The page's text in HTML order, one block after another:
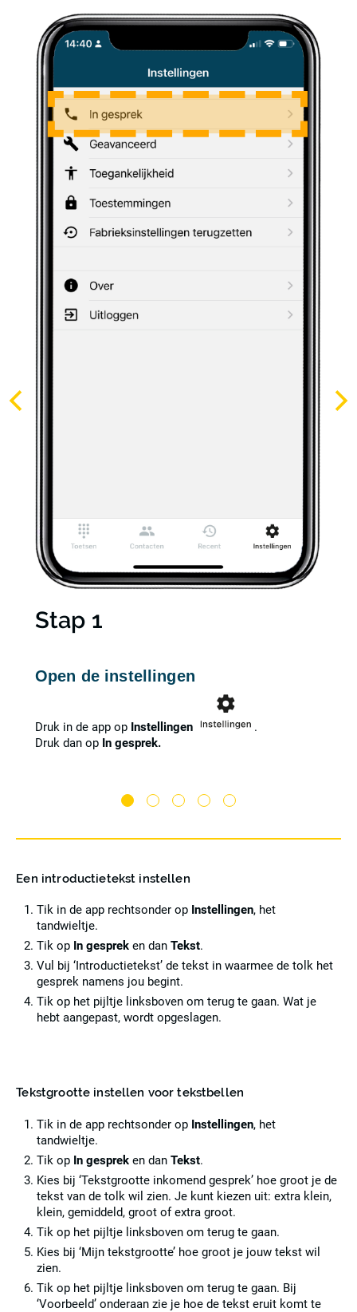
Stap 1
Open de instellingen
Druk in de app op Instellingen
.
Druk dan op In gesprek.
Een introductietekst instellen
Tik in de app rechtsonder op Instellingen, het
tandwieltje.
Tik op In gespreken dan Tekst.
Vul bij ‘Introductietekst’ de tekst in waarmee de tolk het
gesprek namens jou begint.
Tik op het pijltje linksboven om terug te gaan. Wat je
hebt aangepast, wordt opgeslagen.
Tekstgrootte instellen voor tekstbellen
Tik in de app rechtsonder op Instellingen, het
tandwieltje.
Tik op In gespreken dan Tekst.
Kies bij ‘Tekstgrootte inkomend gesprek’ hoe groot je de
tekst van de tolk wil zien. Je kunt kiezen uit: extra klein,
klein, gemiddeld, groot of extra groot.
Tik op het pijltje linksboven om terug te gaan.
Kies bij ‘Mijn tekstgrootte’ hoe groot je jouw tekst wil
zien.
Tik op het pijltje linksboven om terug te gaan. Bij
‘Voorbeeld’ onderaan zie je hoe de tekst eruit komt te